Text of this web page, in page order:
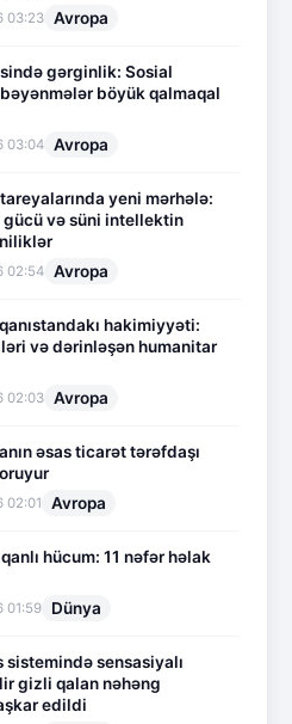
03:23 Avropa
gərginlik: Sosial
böyük qalmaqal
03:04 Avropa
yeni mərhələ:
gücü və süni intellektin
02:54 Avropa
hakimiyyəti:
və dərinləşən humanitar
02:03 Avropa
əsas ticarət tərəfdaşı
02:01 Avropa
hücum: 11 nəfər həlak
01:59 Dünya
sistemində sensasiyalı
gizli qalan nəhəng
edildi